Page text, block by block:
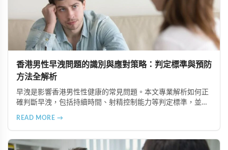
香港男性早洩問題的識別與應對策略：判定標準與預防
方法全解析
早洩是影響香港男性性健康的常見問題。本文專業解析如何正
確判斷早洩，包括持續時間、射精控制能力等判定標準，並提
READ MORE →